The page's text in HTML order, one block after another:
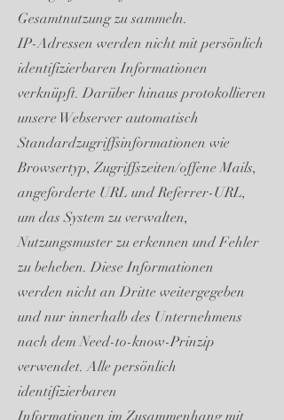
Gesamtnutzung zu sammeln.
IP-Adressen werden nicht mit persönlich
identifizierbaren Informationen
verknüpft. Darüber hinaus protokollieren
unsere Webserver automatisch
Standardzugriffsinformationen wie
Browsertyp, Zugriffszeiten/offene Mails,
angeforderte URL und Referrer-URL,
um das System zu verwalten,
Nutzungsmuster zu erkennen und Fehler
zu beheben. Diese Informationen
werden nicht an Dritte weitergegeben
und nur innerhalb des Unternehmens
nach dem Need-to-know-Prinzip
verwendet. Alle persönlich
identifizierbaren
Informationen im Zusammenhang mit